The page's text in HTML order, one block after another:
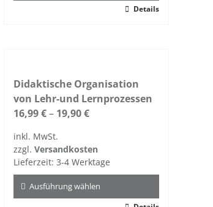
auf.
Die
Optionen
auf
der
Produktseite
gewählt
werden
Details
Didaktische Organisation
von Lehr-und Lernprozessen
16,99€– 19,90€
inkl. MwSt.
zzgl. Versandkosten
Lieferzeit: 3-4 Werktage
Ausführung wählen